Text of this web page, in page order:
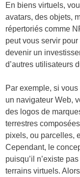
En biens virtuels,
avatars, des objets,
répertoriés comme
peut vous servir
devenir un
d’autres utilisateurs
Par exemple, si
un navigateur Web,
des logos de
terrestres
pixels, ou parcelles,
Cependant, le
puisqu’il n’existe
terrains virtuels.